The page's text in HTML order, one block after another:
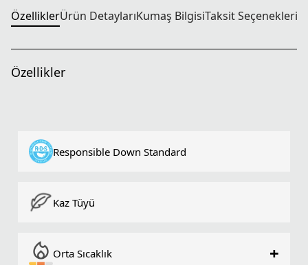
ÖzelliklerÜrün DetaylarıKumaş BilgisiTaksit Seçenekleri
Özellikler
Responsible Down Standard
Kaz Tüyü
Orta Sıcaklık +